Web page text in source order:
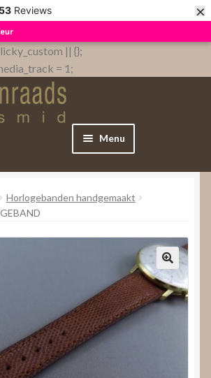
53 Reviews ×
|| {};
= 1;
Menu
Horlogebanden handgemaakt